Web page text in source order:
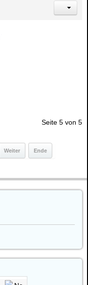
Seite 5 von 5
Weiter Ende